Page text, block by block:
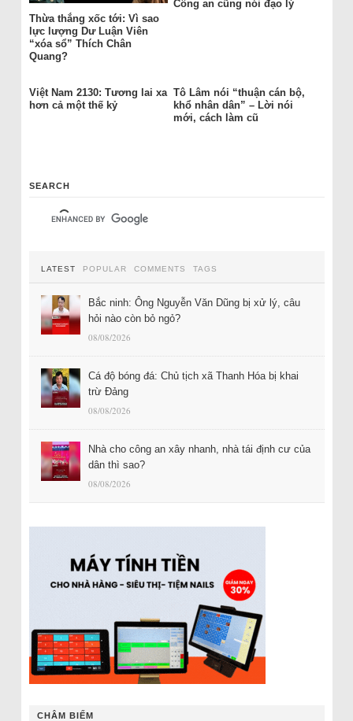
Thừa thắng xốc tới: Vì sao
lực lượng Dư Luận Viên
“xóa sổ” Thích Chân
Quang?
Công an cũng nói đạo lý
Việt Nam 2130: Tương lai xa
hơn cả một thế kỷ
Tô Lâm nói “thuận cán bộ,
khổ nhân dân” – Lời nói
mới, cách làm cũ
SEARCH
LATEST POPULAR COMMENTS TAGS
Bắc ninh: Ông Nguyễn Văn Dũng bị xử lý, câu
hỏi nào còn bỏ ngỏ?
08/08/2026
Cá độ bóng đá: Chủ tịch xã Thanh Hóa bị khai
trừ Đảng
08/08/2026
Nhà cho công an xây nhanh, nhà tái định cư của
dân thì sao?
08/08/2026
CHÂM BIẾM